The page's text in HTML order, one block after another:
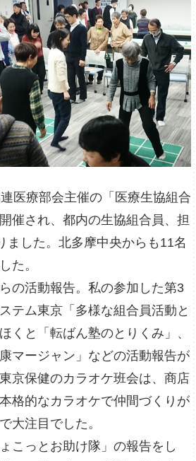
医療部会主催の「医療生協組合
催され、都内の生協組合員、担
ました。北多摩中央からも11名
た。
の活動報告。私の参加した第3
テム東京「多様な組合員活動と
くと「転ばん塾のとりくみ」、
マージャン」などの活動報告が
京保健のカラオケ班会は、商店
格的なカラオケで仲間づくりが
大注目でした。
こっとお助け隊」の報告をし